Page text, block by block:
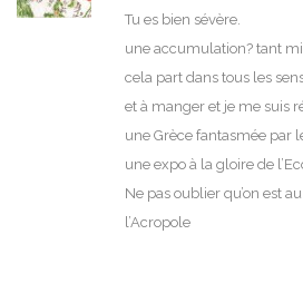
Tu es bien sévère.
une accumulation? tant
cela part dans tous les
et à manger et je me suis
une Grèce fantasmée par
une expo à la gloire de
Ne pas oublier qu’on est
l’Acropole